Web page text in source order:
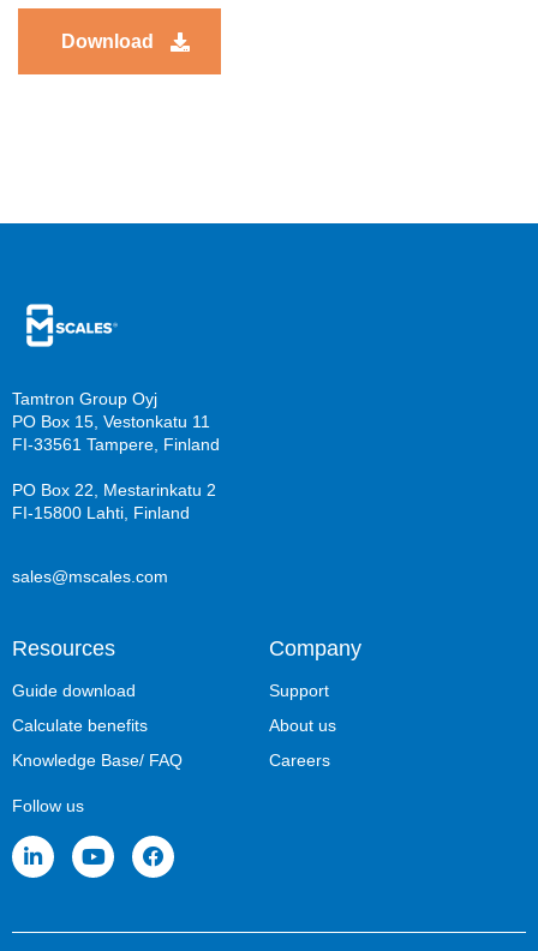
Download
Tamtron Group Oyj
PO Box 15, Vestonkatu 11
FI-33561 Tampere, Finland
PO Box 22, Mestarinkatu 2
FI-15800 Lahti, Finland
sales@mscales.com
Resources
Guide download
Calculate benefits
Knowledge Base/ FAQ
Company
Support
About us
Careers
Follow us